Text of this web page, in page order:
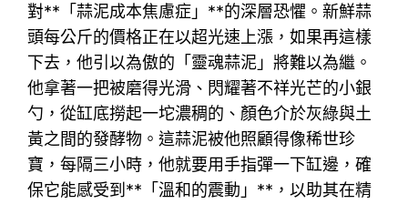
對**「蒜泥成本焦慮症」**的深層恐懼。新鮮蒜
頭每公斤的價格正在以超光速上漲，如果再這樣
下去，他引以為傲的「靈魂蒜泥」將難以為繼。
他拿著一把被磨得光滑、閃耀著不祥光芒的小銀
勺，從缸底撈起一坨濃稠的、顏色介於灰綠與土
黃之間的發酵物。這蒜泥被他照顧得像稀世珍
寶，每隔三小時，他就要用手指彈一下缸邊，確
保它能感受到**「溫和的震動」**，以助其在精